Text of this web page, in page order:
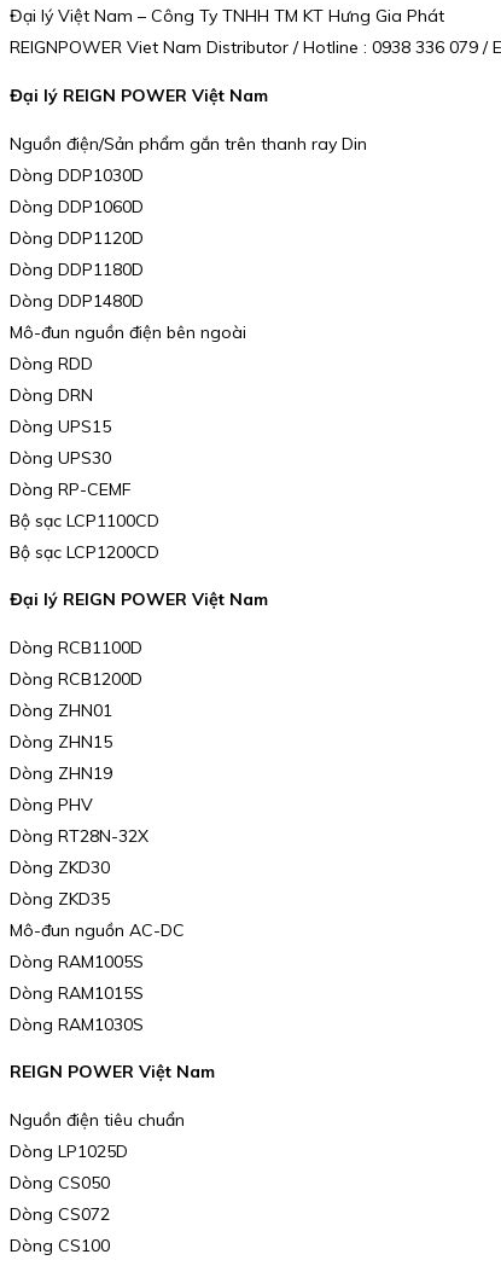
Đại lý Việt Nam – Công Ty TNHH TM KT Hưng Gia Phát
REIGNPOWER Viet Nam Distributor / Hotline : 0938 336 079 /
Đại lý REIGN POWER Việt Nam
Nguồn điện/Sản phẩm gắn trên thanh ray Din
Dòng DDP1030D
Dòng DDP1060D
Dòng DDP1120D
Dòng DDP1180D
Dòng DDP1480D
Mô-đun nguồn điện bên ngoài
Dòng RDD
Dòng DRN
Dòng UPS15
Dòng UPS30
Dòng RP-CEMF
Bộ sạc LCP1100CD
Bộ sạc LCP1200CD
Đại lý REIGN POWER Việt Nam
Dòng RCB1100D
Dòng RCB1200D
Dòng ZHN01
Dòng ZHN15
Dòng ZHN19
Dòng PHV
Dòng RT28N-32X
Dòng ZKD30
Dòng ZKD35
Mô-đun nguồn AC-DC
Dòng RAM1005S
Dòng RAM1015S
Dòng RAM1030S
REIGN POWER Việt Nam
Nguồn điện tiêu chuẩn
Dòng LP1025D
Dòng CS050
Dòng CS072
Dòng CS100